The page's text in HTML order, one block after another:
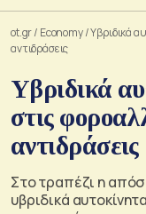
ot.gr/ Economy/Yβριδικά
αντιδράσεις
Υβριδικά
στις
αντιδράσεις
Στο τραπέζι η
υβριδικά